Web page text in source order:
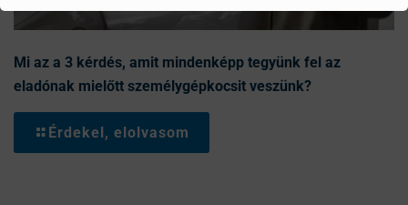
Mi az a 3 kérdés, amit mindenképp tegyünk fel az
eladónak mielőtt személygépkocsit veszünk?
Érdekel, elolvasom